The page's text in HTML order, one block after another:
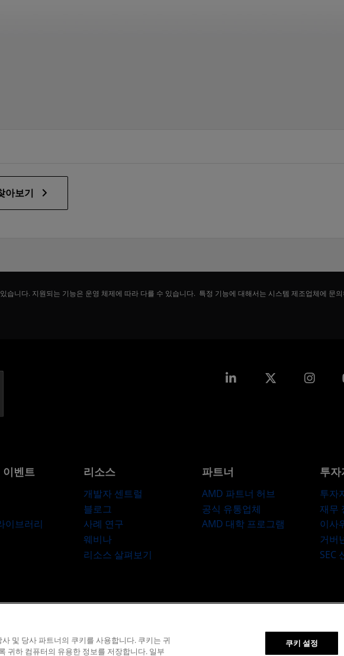
아보기
습니다. 지원되는 기능은 운영 체제에 따라 다를 수 있습니다. 특정 기능에 대해서는 시스템 제조업체에 문
Linkedin
이벤트
이브러리
리소스
개발자 센트럴
블로그
사례 연구
웨비나
리소스 살펴보기
파트너
AMD 파트너 허브
공식 유통업체
AMD 대학 프로그램
투자
투자
재무
이사
거버
SEC
© 2026 Advanced Micro Devices, Inc.
및 당사 파트너의 쿠키를 사용합니다. 쿠키는 귀
귀하 컴퓨터의 유용한 정보를 저장합니다. 일부
쿠키 설정